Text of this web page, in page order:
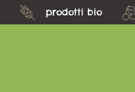
prodotti bio